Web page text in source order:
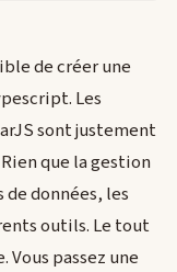
de créer une
Les
sont justement
que la gestion
données, les
outils. Le tout
passez une